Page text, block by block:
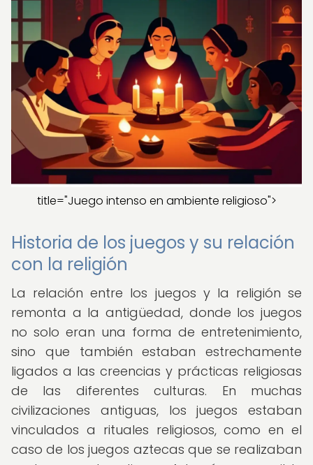
title="Juego intenso en ambiente religioso">
Historia de los juegos y su relación
con la religión
La relación entre los juegos y la religión se
remonta a la antigüedad, donde los juegos
no solo eran una forma de entretenimiento,
sino que también estaban estrechamente
ligados a las creencias y prácticas religiosas
de las diferentes culturas. En muchas
civilizaciones antiguas, los juegos estaban
vinculados a rituales religiosos, como en el
caso de los juegos aztecas que se realizaban